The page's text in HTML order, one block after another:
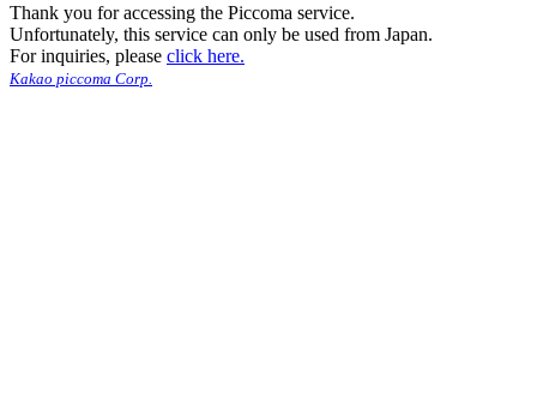
Thank you for accessing the Piccoma service.
Unfortunately, this service can only be used from Japan.
For inquiries, please click here.
Kakao piccoma Corp.